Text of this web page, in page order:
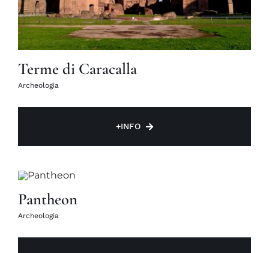
Terme di Caracalla
Archeologia
+INFO
Pantheon
Archeologia